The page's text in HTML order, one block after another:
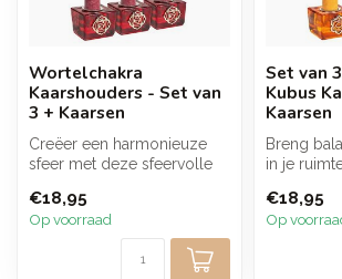
Wortelchakra
Kaarshouders - Set van
3 + Kaarsen
Creëer een harmonieuze
sfeer met deze sfeervolle
wortelchak...
€18,95
Op voorraad
Set van
Kubus
Kaarsen
Breng
in je
De ...
€18,95
Op